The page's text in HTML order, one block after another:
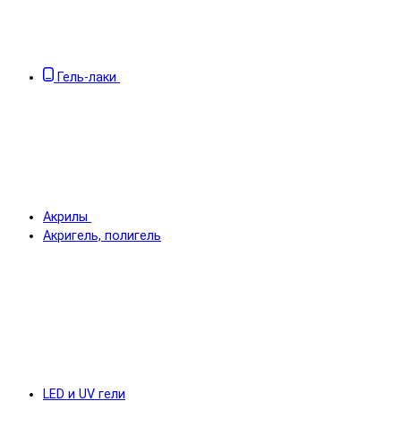
Гель-лаки
Акрилы
Акригель, полигель
LED и UV гели